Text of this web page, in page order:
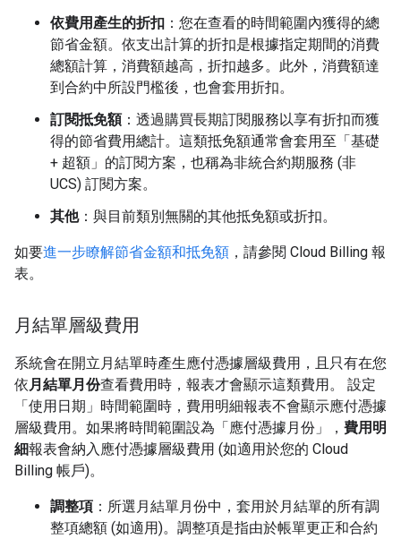
依費用產生的折扣 ：您在查看的時間範圍內獲得的總
節省金額。依支出計算的折扣是根據指定期間的消費
總額計算，消費額越高，折扣越多。此外，消費額達
到合約中所設門檻後，也會套用折扣。
訂閱抵免額：透過購買長期訂閱服務以享有折扣而獲
得的節省費用總計。這類抵免額通常會套用至「基礎
+ 超額」的訂閱方案，也稱為非統合約期服務 (非
UCS) 訂閱方案。
其他：與目前類別無關的其他抵免額或折扣。
如要進一步瞭解節省金額和抵免額 ，請參閱 Cloud Billing 報
表。
月結單層級費用
系統會在開立月結單時產生應付憑據層級費用，且只有在您
依月結單月份查看費用時，報表才會顯示這類費用。 設定
「使用日期」 時間範圍時，費用明細報表不會顯示應付憑據
層級費用。如果將時間範圍設為「應付憑據月份」
， 費用明
細報表會納入應付憑據層級費用 (如適用於您的 Cloud
Billing 帳戶)。
調整項 ：所選月結單月份中，套用於月結單的所有調
整項總額 (如適用)。調整項是指由於帳單更正和合約